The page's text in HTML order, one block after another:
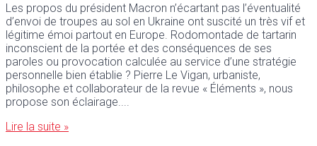
Les propos du président Macron n’écartant pas l’éventualité
d’envoi de troupes au sol en Ukraine ont suscité un très vif et
légitime émoi partout en Europe. Rodomontade de tartarin
inconscient de la portée et des conséquences de ses
paroles ou provocation calculée au service d’une stratégie
personnelle bien établie ? Pierre Le Vigan, urbaniste,
philosophe et collaborateur de la revue « Éléments », nous
propose son éclairage.
Lire la suite »